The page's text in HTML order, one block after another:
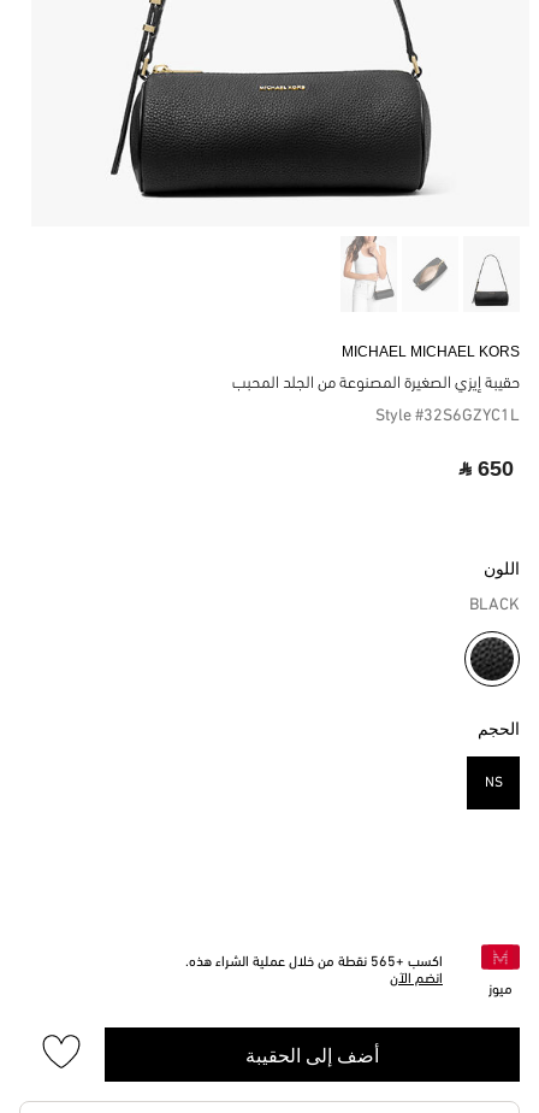
MICHAEL MICHAEL KORS
حقيبة إيزي الصغيرة المصنوعة من الجلد المحبب
Style #32S6GZYC1L
‎ ⃁ 650 ‎
اللون
BLACK
مختار
الحجم
NS
ميوز
اكسب +565 نقطة من خلال عملية الشراء هذه.
انضم الآن
أضف إلى الحقيبة